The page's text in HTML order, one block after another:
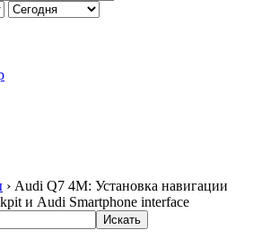
› Audi Q7 4M: Установка навигации
и Audi Smartphone interface